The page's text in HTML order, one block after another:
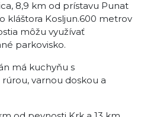
8,9 km od prístavu Punat
kláštora Kosljun.600 metrov
môžu využívať
​​parkovisko.
má kuchyňu s
varnou doskou a